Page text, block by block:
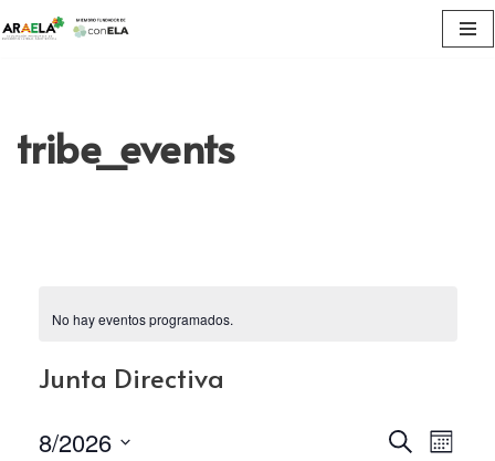
tribe_events
No hay eventos programados.
Junta Directiva
BuscarMes
8/2026